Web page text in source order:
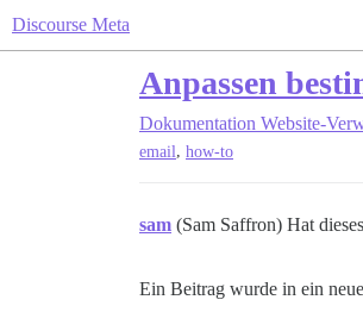
Discourse Meta
Anpassen
Dokumentation Website-
email, how-to
sam (Sam Saffron) Hat
Ein Beitrag wurde in ein